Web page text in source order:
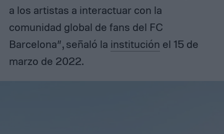
a los artistas a interactuar con la
comunidad global de fans del FC
Barcelona”, señaló la institución el 15 de
marzo de 2022.